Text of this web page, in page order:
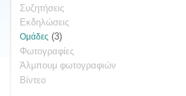
Συζητήσεις
Εκδηλώσεις
Ομάδες (3)
Φωτογραφίες
Άλμπουμ φωτογραφιών
Βίντεο